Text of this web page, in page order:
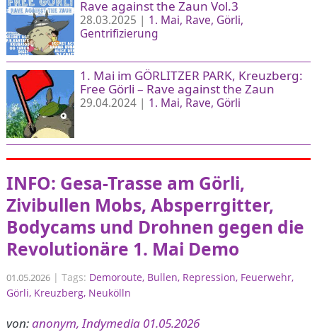
Rave against the Zaun Vol.3
28.03.2025 | 1. Mai Rave Görli
Gentrifizierung
1. Mai im GÖRLITZER PARK, Kreuzberg:
Free Görli – Rave against the Zaun
29.04.2024 | 1. Mai Rave Görli
INFO: Gesa-Trasse am Görli,
Zivibullen Mobs, Absperrgitter,
Bodycams und Drohnen gegen die
Revolutionäre 1. Mai Demo
01.05.2026 |Tags: Demoroute Bullen Repression Feuerwehr
Görli Kreuzberg Neukölln
von:anonym, Indymedia 01.05.2026